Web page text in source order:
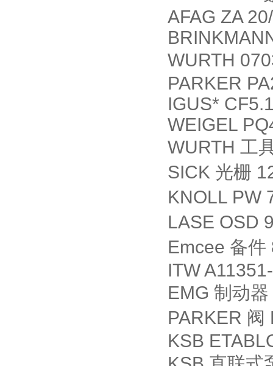
AFAG ZA
WURTH
PARKER
IGUS*
WEIGEL
WURTH 工
SICK 光栅
KNOLL PW
LASE OSD
Emcee 备件
ITW
EMG 制动器
PARKER 阀
KSB